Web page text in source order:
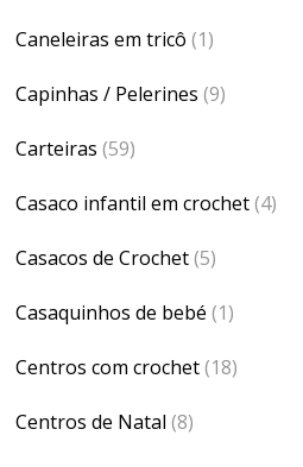
Caneleiras em tricô (1)
Capinhas / Pelerines (9)
Carteiras (59)
Casaco infantil em crochet(4)
Casacos de Crochet(5)
Casaquinhos de bebé (1)
Centros com crochet(18)
Centros de Natal (8)